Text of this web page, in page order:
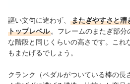
謳い文句に違わず、
またぎやすさと漕
トップレベル 。フレームのまたぎ部
な階段と同じくらいの高さです。これ
もまたげるでしょう。
クランク（ペダルがついている棒の長